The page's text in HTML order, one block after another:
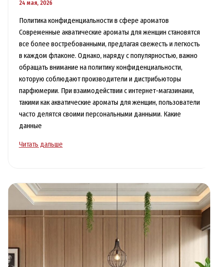
24 мая, 2026
Политика конфиденциальности в сфере ароматов
Современные акватические ароматы для женщин становятся
все более востребованными, предлагая свежесть и легкость
в каждом флаконе. Однако, наряду с популярностью, важно
обращать внимание на политику конфиденциальности,
которую соблюдают производители и дистрибьюторы
парфюмерии. При взаимодействии с интернет-магазинами,
такими как акватические ароматы для женщин, пользователи
часто делятся своими персональными данными. Какие
данные
Акватические
с
гарантией
конфиденциальности
Читать дальше